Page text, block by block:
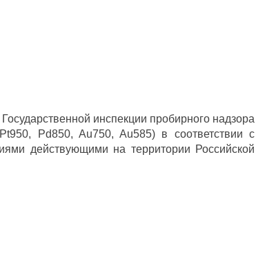
инспекции пробирного надзора
Pd850, Au750, Au585) в соответствии с
действующими на территории Российской